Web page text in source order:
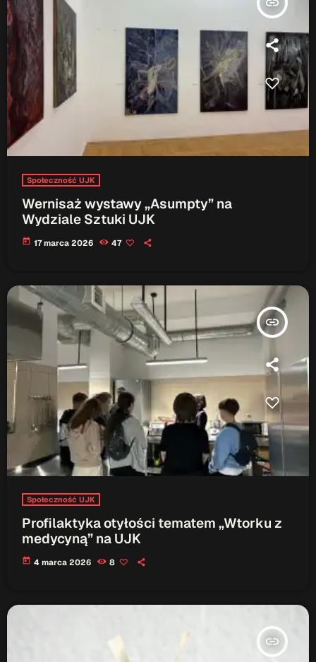
ON AIR
Upcoming shows
TOP CHART
Społeczność UJK
Wernisaż wystawy „Asumpty” na
Wydziale Sztuki UJK
today 17 marca 2026 47
insert_link
Społeczność UJK
Profilaktyka otyłości tematem „Wtorku z
medycyną” na UJK
today 4 marca 2026 8
insert_link